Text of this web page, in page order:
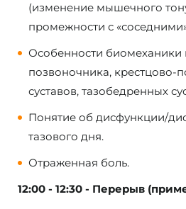
(изменение мышечного
промежности с
Особенности биомеханики
позвоночника, крестцово-
суставов, тазобедренных
Понятие об дисфункции/
тазового дня.
Отраженная боль.
12:00 - 12:30 - Перерыв